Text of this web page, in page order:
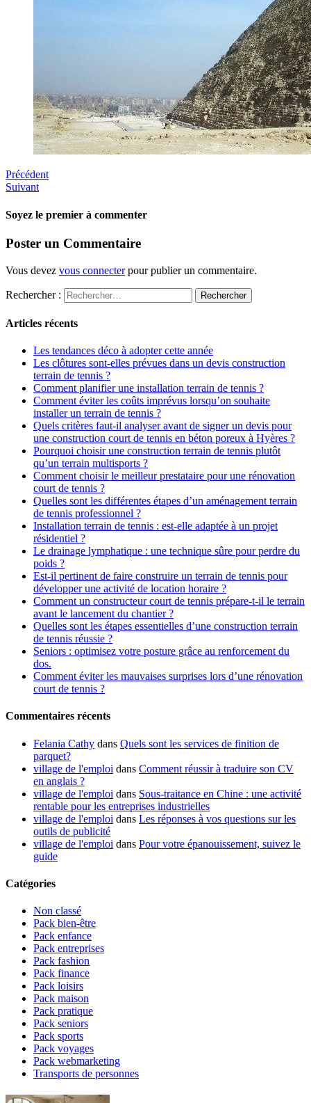
Précédent
Suivant
Soyez le premier à commenter
Poster un Commentaire
Vous devez vous connecterpour publier un commentaire.
Rechercher :
Articles récents
Les tendances déco à adopter cette année
Les clôtures sont-elles prévues dans un devis construction
terrain de tennis ?
Comment planifier une installation terrain de tennis ?
Comment éviter les coûts imprévus lorsqu’on souhaite
installer un terrain de tennis ?
Quels critères faut-il analyser avant de signer un devis pour
une construction court de tennis en béton poreux à Hyères ?
Pourquoi choisir une construction terrain de tennis plutôt
qu’un terrain multisports ?
Comment choisir le meilleur prestataire pour une rénovation
court de tennis ?
Quelles sont les différentes étapes d’un aménagement terrain
de tennis professionnel ?
Installation terrain de tennis : est-elle adaptée à un projet
résidentiel ?
Le drainage lymphatique : une technique sûre pour perdre du
poids ?
Est-il pertinent de faire construire un terrain de tennis pour
développer une activité de location horaire ?
Comment un constructeur court de tennis prépare-t-il le terrain
avant le lancement du chantier ?
Quelles sont les étapes essentielles d’une construction terrain
de tennis réussie ?
Seniors : optimisez votre posture grâce au renforcement du
dos.
Comment éviter les mauvaises surprises lors d’une rénovation
court de tennis ?
Commentaires récents
Felania Cathy dans Quels sont les services de finition de
parquet?
village de l'emploi dans Comment réussir à traduire son CV
en anglais ?
village de l'emploi dans Sous-traitance en Chine : une activité
rentable pour les entreprises industrielles
village de l'emploi dans Les réponses à vos questions sur les
outils de publicité
village de l'emploi dans Pour votre épanouissement, suivez le
guide
Catégories
Non classé
Pack bien-être
Pack enfance
Pack entreprises
Pack fashion
Pack finance
Pack loisirs
Pack maison
Pack pratique
Pack seniors
Pack sports
Pack voyages
Pack webmarketing
Transports de personnes